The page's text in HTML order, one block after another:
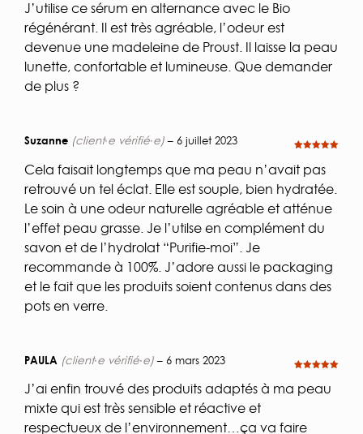
J’utilise ce sérum en alternance avec le Bio
régénérant. Il est très agréable, l’odeur est
devenue une madeleine de Proust. Il laisse la peau
lunette, confortable et lumineuse. Que demander
de plus ?
5
Suzanne (client·e vérifié·e) – 6 juillet 2023
Cela faisait longtemps que ma peau n’avait pas
retrouvé un tel éclat. Elle est souple, bien hydratée.
Le soin à une odeur naturelle agréable et atténue
l’effet peau grasse. Je l’utilse en complément du
savon et de l’hydrolat “Purifie-moi”. Je
recommande à 100%. J’adore aussi le packaging
et le fait que les produits soient contenus dans des
pots en verre.
PAULA (client·e vérifié·e) – 6 mars 2023
J’ai enfin trouvé des produits adaptés à ma peau
mixte qui est très sensible et réactive et
respectueux de l’environnement…ça va faire